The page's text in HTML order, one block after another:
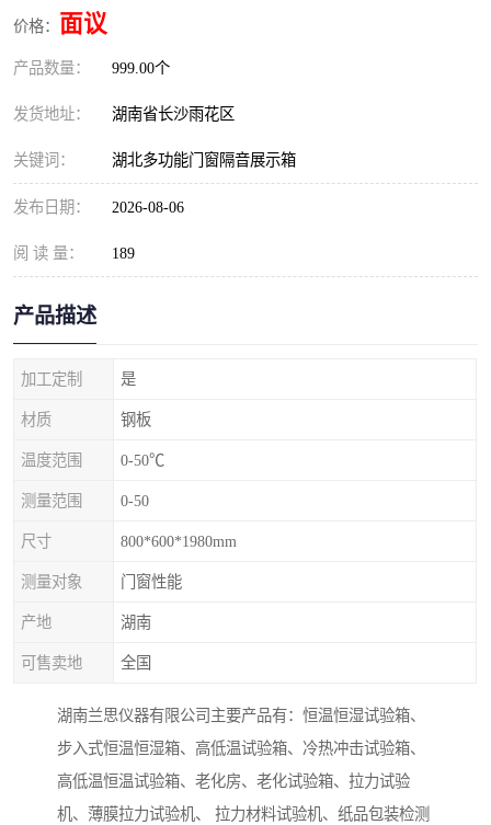
价格： 面议
产品数量： 999.00个
发货地址： 湖南省长沙雨花区
关键词： 湖北多功能门窗隔音展示箱
发布日期： 2026-08-06
阅 读 量： 189
产品描述
加工定制 是
材质 钢板
温度范围 0-50℃
测量范围 0-50
尺寸 800*600*1980mm
测量对象 门窗性能
产地 湖南
可售卖地 全国
湖南兰思仪器有限公司主要产品有：恒温恒湿试验箱、
步入式恒温恒湿箱、高低温试验箱、冷热冲击试验箱、
高低温恒温试验箱、老化房、老化试验箱、拉力试验
机、薄膜拉力试验机、 拉力材料试验机、纸品包装检测